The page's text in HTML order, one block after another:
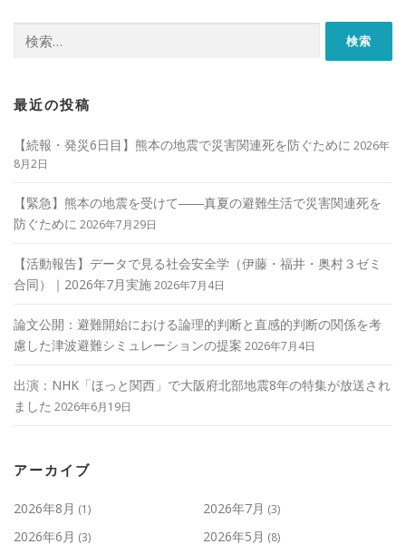
索:
最近の投稿
【続報・発災6日目】熊本の地震で災害関連死を防ぐために 2026年
8月2日
【緊急】熊本の地震を受けて――真夏の避難生活で災害関連死を
防ぐために 2026年7月29日
【活動報告】データで見る社会安全学（伊藤・福井・奥村３ゼミ
合同）｜2026年7月実施2026年7月4日
論文公開：避難開始における論理的判断と直感的判断の関係を考
慮した津波避難シミュレーションの提案 2026年7月4日
出演：NHK「ほっと関西」で大阪府北部地震8年の特集が放送され
ました 2026年6月19日
アーカイブ
2026年8月 (1) 2026年7月 (3)
2026年6月 (3) 2026年5月 (8)